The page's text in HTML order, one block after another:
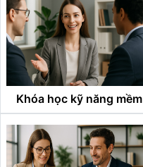
Khóa học kỹ năng mềm